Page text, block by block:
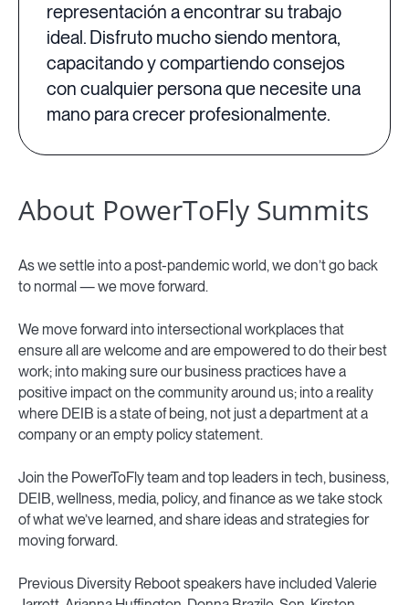
representación a encontrar su trabajo
ideal. Disfruto mucho siendo mentora,
capacitando y compartiendo consejos
con cualquier persona que necesite una
mano para crecer profesionalmente.
About PowerToFly Summits
As we settle into a post-pandemic world, we don’t go back
to normal — we move forward.
We move forward into intersectional workplaces that
ensure all are welcome and are empowered to do their best
work; into making sure our business practices have a
positive impact on the community around us; into a reality
where DEIB is a state of being, not just a department at a
company or an empty policy statement.
Join the PowerToFly team and top leaders in tech, business,
DEIB, wellness, media, policy, and finance as we take stock
of what we’ve learned, and share ideas and strategies for
moving forward.
Previous Diversity Reboot speakers have included Valerie